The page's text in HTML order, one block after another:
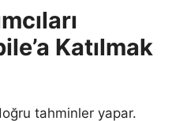
Katılmak
tahminler yapar.